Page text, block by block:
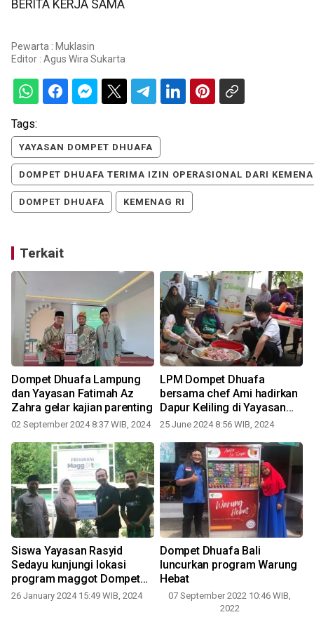
BERITA KERJA SAMA
Pewarta : Muklasin
Editor : Agus Wira Sukarta
Tags:
YAYASAN DOMPET DHUAFA
DOMPET DHUAFA TERIMA IZIN OPERASIONAL DARI
DOMPET DHUAFA KEMENAG RI
Terkait
Dompet Dhuafa Lampung
dan Yayasan Fatimah Az
Zahra gelar kajian parenting
02 September 2024 8:37 WIB, 2024
LPM Dompet Dhuafa
bersama chef Ami hadirkan
Dapur Keliling di Yayasan
Galuh
25 June 2024 8:56 WIB, 2024
Siswa Yayasan Rasyid
Sedayu kunjungi lokasi
program maggot Dompet
Dhuafa Lampung
26 January 2024 15:49 WIB, 2024
Dompet Dhuafa Bali
luncurkan program Warung
Hebat
07 September 2022 10:46 WIB,
2022